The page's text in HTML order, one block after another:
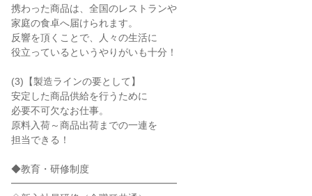
携わった商品は、全国のレストランや
家庭の食卓へ届けられます。
反響を頂くことで、人々の生活に
役立っているというやりがいも十分！
(3)【製造ラインの要として】
安定した商品供給を行うために
必要不可欠なお仕事。
原料入荷～商品出荷までの一連を
担当できる！
◆教育・研修制度
━━━━━━━━━━━━━━━━━